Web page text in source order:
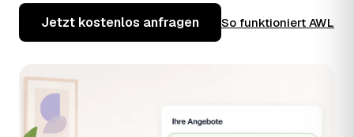
Jetzt kostenlos anfragen So funktioniert AWL